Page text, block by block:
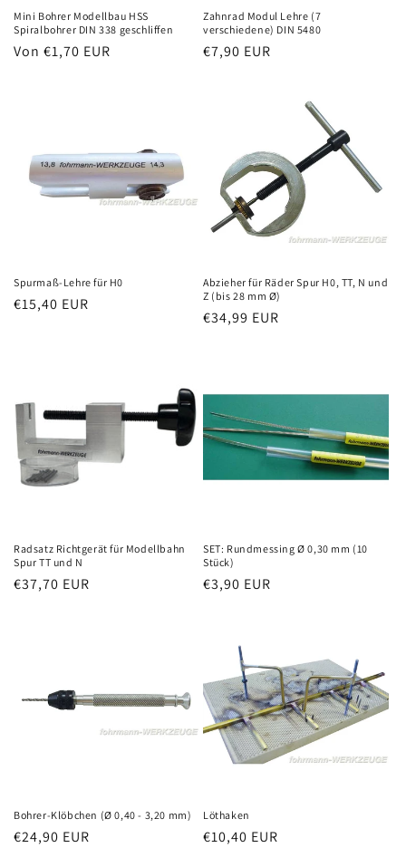
Mini Bohrer Modellbau HSS
Spiralbohrer DIN 338 geschliffen
Normaler
Von €1,70 EUR
Zahnrad Modul Lehre (7
verschiedene) DIN 5480
Normaler
€7,90 EUR
Spurmaß-Lehre für H0
Normaler
€15,40 EUR
Abzieher für Räder Spur H0, TT, N und
Z (bis 28 mm Ø)
Normaler
€34,99 EUR
Radsatz Richtgerät für Modellbahn
Spur TT und N
Normaler
€37,70 EUR
SET: Rundmessing Ø 0,30 mm (10
Stück)
Normaler
€3,90 EUR
Bohrer-Klöbchen (Ø 0,40 - 3,20 mm)
Normaler
€24,90 EUR
Löthaken
Normaler
€10,40 EUR